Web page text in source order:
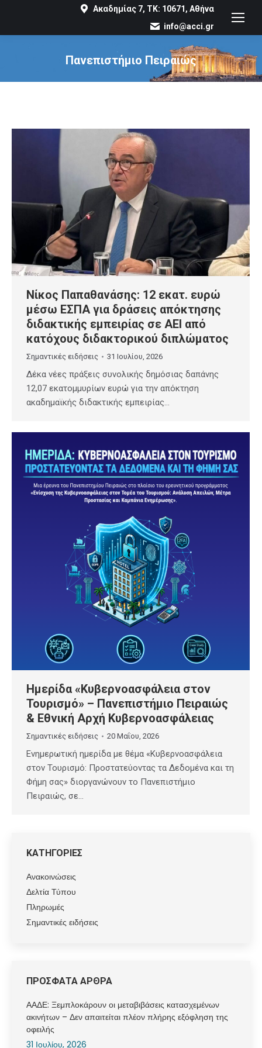
Ακαδημίας 7, ΤΚ: 10671, Αθήνα
info@acci.gr
Πανεπιστήμιο Πειραιώς
You are here:
Νίκος Παπαθανάσης: 12 εκατ. ευρώ
μέσω ΕΣΠΑ για δράσεις απόκτησης
διδακτικής εμπειρίας σε ΑΕΙ από
κατόχους διδακτορικού διπλώματος
Σημαντικές ειδήσεις 31 Ιουλίου, 2026
Δέκα νέες πράξεις συνολικής δημόσιας δαπάνης
12,07 εκατομμυρίων ευρώ για την απόκτηση
ακαδημαϊκής διδακτικής εμπειρίας…
Ημερίδα «Κυβερνοασφάλεια στον
Τουρισμό» – Πανεπιστήμιο Πειραιώς
& Εθνική Αρχή Κυβερνοασφάλειας
Σημαντικές ειδήσεις 20 Μαΐου, 2026
Ενημερωτική ημερίδα με θέμα «Κυβερνοασφάλεια
στον Τουρισμό: Προστατεύοντας τα Δεδομένα και τη
Φήμη σας» διοργανώνουν το Πανεπιστήμιο
Πειραιώς, σε…
ΚΑΤΗΓΟΡΙΕΣ
Ανακοινώσεις
Δελτία Τύπου
Πληρωμές
Σημαντικές ειδήσεις
ΠΡΟΣΦΑΤΑ ΑΡΘΡΑ
ΑΑΔΕ: Ξεμπλοκάρουν οι μεταβιβάσεις κατασχεμένων
ακινήτων – Δεν απαιτείται πλέον πλήρης εξόφληση της
οφειλής
31 Ιουλίου, 2026